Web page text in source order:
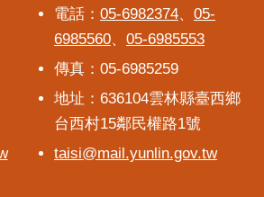
電話： 05-6982374、 05-
6985560、 05-6985553
傳真：05-6985259
地址：636104雲林縣臺西鄉
台西村15鄰民權路1號
taisi@mail.yunlin.gov.tw